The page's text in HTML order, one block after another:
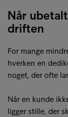
Når
driften
For mange
hverken en
noget, der ofte
Når en kunde
ligger stille, der